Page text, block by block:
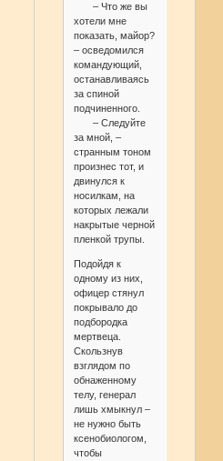
– Что же вы
хотели мне
показать, майор?
– осведомился
командующий,
останавливаясь
за спиной
подчиненного.
– Следуйте
за мной, –
странным тоном
произнес тот, и
двинулся к
носилкам, на
которых лежали
накрытые черной
пленкой трупы.
Подойдя к
одному из них,
офицер стянул
покрывало до
подбородка
мертвеца.
Скользнув
взглядом по
обнаженному
телу, генерал
лишь хмыкнул –
не нужно быть
ксенобиологом,
чтобы